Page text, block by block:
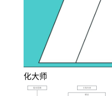
化大师